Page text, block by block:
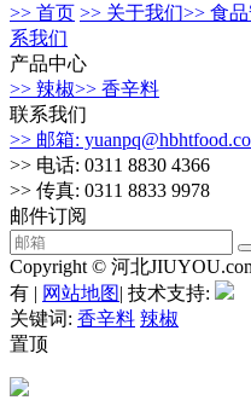
>> 首页 >> 关于我们>> 食
系我们
产品中心
>> 辣椒>> 香辛料
联系我们
>> 邮箱:
>> 电话: 0311 8830 4366
>> 传真: 0311 8833 9978
邮件订阅
Copyright © 河北
有 | 网站地图| 技术支持:
关键词: 香辛料 辣椒
置顶